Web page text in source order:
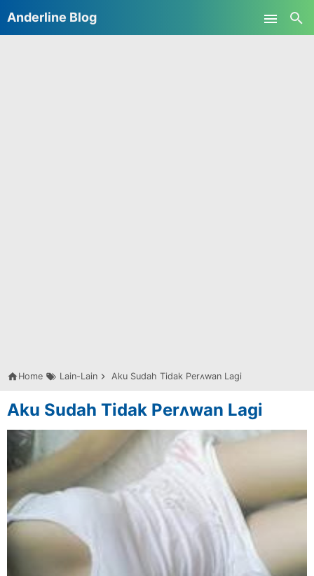
Anderline Blog
Home Lain-Lain Aku Sudah Tidak Perʌwan Lagi
Aku Sudah Tidak Perʌwan Lagi